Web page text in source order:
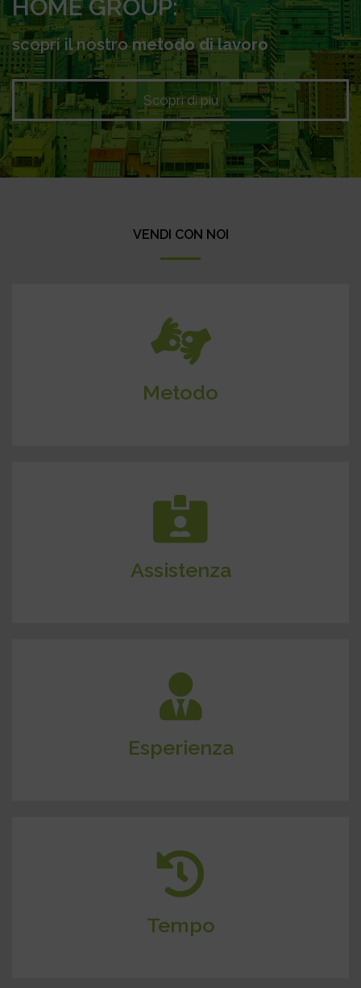
HOME GROUP:
scopri il nostrometodo di lavoro
Scopri di più
VENDI CON NOI
Metodo
Metodo collaudato e approccio professionale:
facilitiamo la vendita e massimizziamo le opportunità
di successo per ogni cliente.
Assistenza
Dalla valutazione iniziale fino alla conclusione del
contratto: semplifichiamo gli aspetti legali e
Esperienza
Anni di esperienza nel settore e un team di esperti
qualificati, in grado di fornirti supporto completo
Tempo
Risparmierai tempo prezioso grazie alla gestione
professionale di ogni aspetto della vendita, dalle visite
alla negoziazione con gli acquirenti.